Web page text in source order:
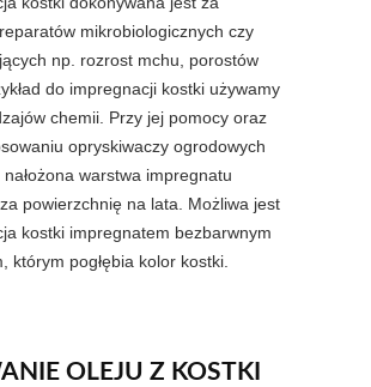
mikrobiologicznych czy
np. rozrost mchu, porostów
do impregnacji kostki używamy
chemii. Przy jej pomocy oraz
opryskiwaczy ogrodowych
warstwa impregnatu
powierzchnię na lata. Możliwa jest
kostki impregnatem bezbarwnym
którym pogłębia kolor kostki.
OLEJU Z KOSTKI